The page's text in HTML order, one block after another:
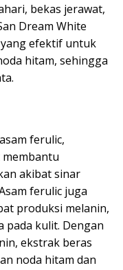
bekas jerawat,
Dream White
efektif untuk
hitam, sehingga
ferulic,
akibat sinar
ferulic juga
produksi melanin,
pada kulit. Dengan
ekstrak beras
noda hitam dan